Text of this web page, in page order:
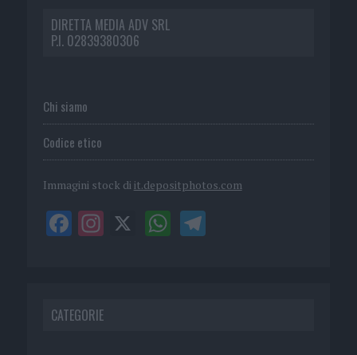
DIRETTA MEDIA ADV SRL
P.I. 02839380306
Chi siamo
Codice etico
Immagini stock di it.depositphotos.com
CATEGORIE